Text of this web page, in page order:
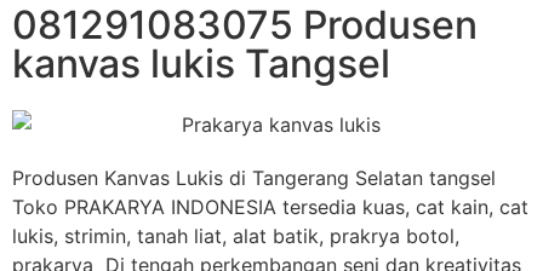
081291083075 Produsen
kanvas lukis Tangsel
Produsen Kanvas Lukis di Tangerang Selatan tangsel
Toko PRAKARYA INDONESIA tersedia kuas, cat kain, cat
lukis, strimin, tanah liat, alat batik, prakrya botol,
prakarya Di tengah perkembangan seni dan kreativitas